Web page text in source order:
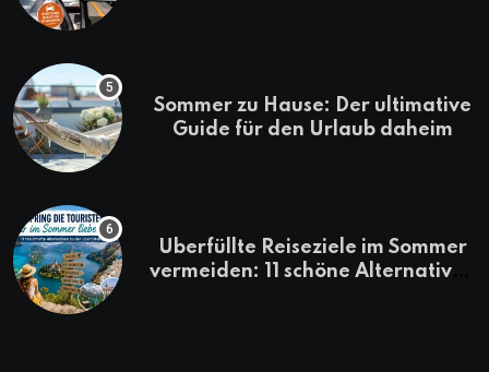
Sommer zu Hause: Der ultimative
Guide für den Urlaub daheim
Überfüllte Reiseziele im Sommer
vermeiden: 11 schöne Alternativen